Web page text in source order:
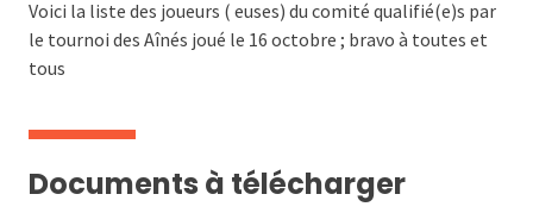
Voici la liste des joueurs ( euses) du comité qualifié(e)s par
le tournoi des Aînés joué le 16 octobre ; bravo à toutes et
tous
Documents à télécharger